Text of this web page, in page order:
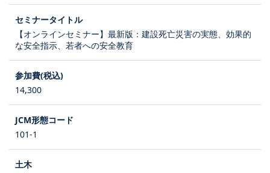
【オンラインセミナー】最新版：建設死亡災害の実態、効果的
な安全指示、若者への安全教育
14,300
101-1